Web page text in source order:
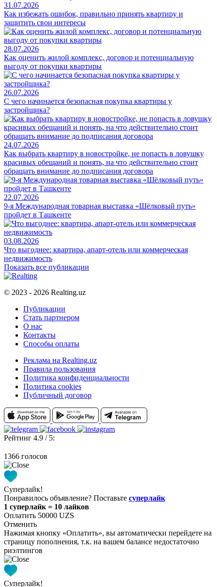
31.07.2026
Как избежать ошибок, правильно принять квартиру и
защитить свои интересы
28.07.2026
Как оценить жилой комплекс, договор и потенциальную
выгоду от покупки квартиры
26.07.2026
С чего начинается безопасная покупка квартиры у
застройщика?
24.07.2026
Как выбрать квартиру в новостройке, не попасть в ловушку
красивых обещаний и понять, на что действительно стоит
обращать внимание до подписания договора
22.07.2026
9-я Международная товарная выставка «Шёлковый путь»
пройдет в Ташкенте
03.08.2026
Что выгоднее: квартира, апарт-отель или коммерческая
недвижимость
Показать все публикации
© 2023 - 2026 Realting.uz
Публикации
Стать партнером
О нас
Контакты
Способы оплаты
Реклама на Realting.uz
Правила пользования
Политика конфиденциальности
Политика cookies
Публичный договор
Рейтинг 4.9 / 5:
1366 голосов
Суперлайк!
Понравилось объявление? Поставьте суперлайк
1 суперлайк = 10 лайков
Оплатить 50000 UZS
Отменить
Нажимая кнопку «Оплатить», вы автоматически перейдете на
страницу пополнения, т.к. на вашем балансе недостаточно
риэлтингов
Суперлайк!